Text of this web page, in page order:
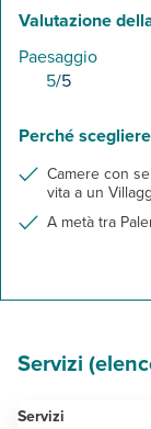
Valutazione
Paesaggio
5/5
Perché
Camere con
vita a un
A metà tra
Servizi
Servizi